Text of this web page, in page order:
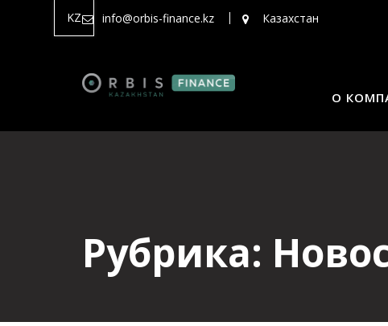
KZ info@orbis-finance.kz Казахстан
О
Рубрика: